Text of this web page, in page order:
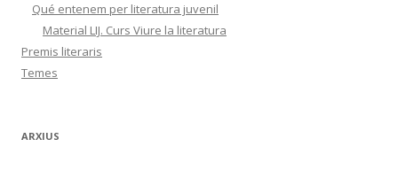
Qué entenem per literatura juvenil
Material LIJ. Curs Viure la literatura
Premis literaris
Temes
ARXIUS